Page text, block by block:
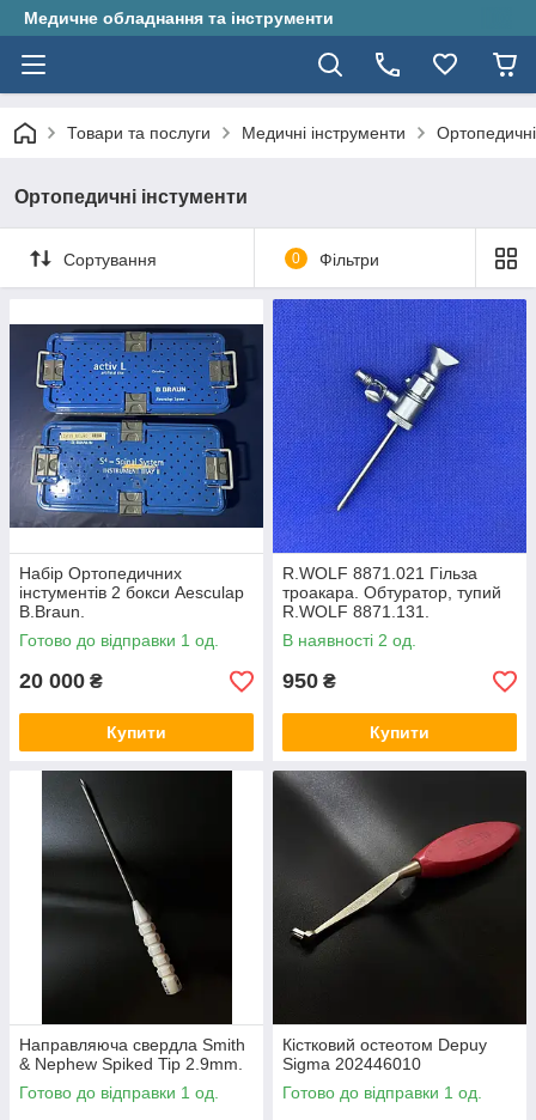
Медичне обладнання та інструменти
Товари та послуги Медичні інструменти
Ортопедичні інстументи
Сортування 0 Фільтри
Набір Ортопедичних
інстументів 2 бокси Aesculap
B.Braun.
Готово до відправки 1 од.
20 000 ₴
Купити
R.WOLF 8871.021 Гільза
троакара. Обтуратор, тупий
R.WOLF 8871.131.
В наявності 2 од.
950 ₴
Купити
Направляюча свердла Smith
& Nephew Spiked Tip 2.9mm.
Готово до відправки 1 од.
Кістковий остеотом Depuy
Sigma 202446010
Готово до відправки 1 од.